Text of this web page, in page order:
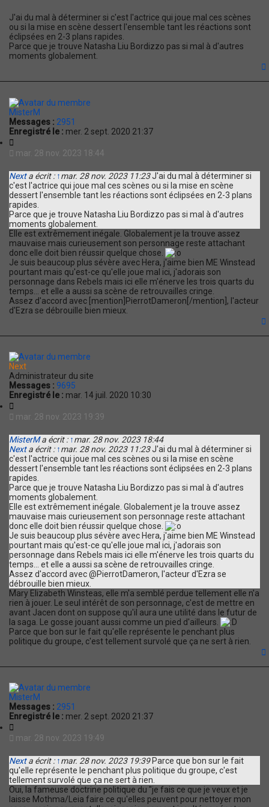
i
o
n
J'ai du mal à déterminer si c'est l'actrice qui joue mal ces scènes
ou si la mise en scène dessert l'ensemble tant les réactions sont
éclipsées en 2-3 plans rapides.
Parce que je trouve Natasha Liu Bordizzo pas si mal à d'autres
moments globalement.
MisterM
Messages : 2951
Enregistré le : mer. 2 sept. 2020 21:37
a
t
o
n
mar. 28 nov. 2023 18:44
Nexta écrit : ↑mar. 28 nov. 2023 11:23J'ai du mal à déterminer si
c'est l'actrice qui joue mal ces scènes ou si la mise en scène
dessert l'ensemble tant les réactions sont éclipsées en 2-3 plans
rapides.
Parce que je trouve Natasha Liu Bordizzo pas si mal à d'autres
moments globalement.
Elle est extrêmement inégale. Globalement je la trouve assez
mauvaise mais curieusement son personnage reste attachant
donc elle doit bien réussir quelque chose.
Je suis beaucoup plus sévère avec Hera, j'aime bien ME Winstead
pourtant mais qu'est-ce qu'elle joue mal ici, j'adorais son
personnage dans Rebels mais ici elle m'énerve les trois quarts du
temps... et elle a aussi sa scène de retrouvailles cringe.
Assez d'accord avec [mention]PierrotDameron[/mention], l'acteur
d'Ezra se débrouille bien mieux.
Next
Administrateur du site
Messages : 9695
Enregistré le : mar. 14 juil. 2020 10:30
a
t
i
o
n
mar. 28 nov. 2023 19:39
MisterMa écrit : ↑mar. 28 nov. 2023 18:44
Nexta écrit : ↑mar. 28 nov. 2023 11:23J'ai du mal à déterminer si
c'est l'actrice qui joue mal ces scènes ou si la mise en scène
dessert l'ensemble tant les réactions sont éclipsées en 2-3 plans
rapides.
Parce que je trouve Natasha Liu Bordizzo pas si mal à d'autres
moments globalement.
Elle est extrêmement inégale. Globalement je la trouve assez
mauvaise mais curieusement son personnage reste attachant
donc elle doit bien réussir quelque chose.
Je suis beaucoup plus sévère avec Hera, j'aime bien ME Winstead
pourtant mais qu'est-ce qu'elle joue mal ici, j'adorais son
personnage dans Rebels mais ici elle m'énerve les trois quarts du
temps... et elle a aussi sa scène de retrouvailles cringe.
Assez d'accord avec @PierrotDameron, l'acteur d'Ezra se
débrouille bien mieux.
Mary Elizabeth Winsteas, elle m'a semblé perdue tellement elle n'a
rien à jouer. Le seul intérêt de son personnage, c'est de mettre en
avant Jacen dont on suppose qu'il aura une utilité dans le futur de
la saga. Le gosse jouant aussi comme un pied d'ailleurs.
Parce que bon sur le fait qu'elle représente le penchant plus
politique du groupe, c'est tellement survolé que ça ne sert à rien.
MisterM
Messages : 2951
Enregistré le : mer. 2 sept. 2020 21:37
a
t
i
o
n
mar. 28 nov. 2023 19:49
Nexta écrit : ↑mar. 28 nov. 2023 19:39Parce que bon sur le fait
qu'elle représente le penchant plus politique du groupe, c'est
tellement survolé que ça ne sert à rien.
Oui, la fameuse doctrine politique du "je fais ce que je veux et je
laisse Mothma/Leia faire ce qu'elles peuvent pour nettoyer mon